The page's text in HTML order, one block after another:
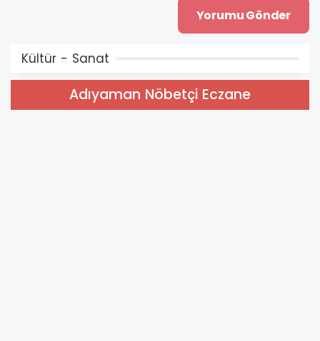
Kültür - Sanat
Adıyaman Nöbetçi Eczane